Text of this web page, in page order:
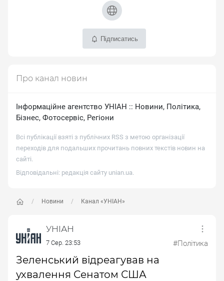
Підписатись
Новини Канал «УНІАН»
УНІАН
7 Сер. 23:53 #Політика
Зеленський відреагував на
ухвалення Сенатом США
Про канал новин
Iнформацiйне агентство УНIАН :: Новини, Полiтика,
Бiзнес, Фотосервiс, Регiони
Всі публікації взяті з публічних RSS з метою організації
переходів для подальших прочитань повних текстів новин на
сайті.
Відповідальні: редакція сайту unian.ua.